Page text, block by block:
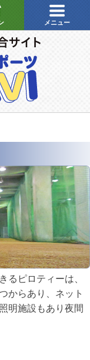
メニュー
るピロティーは、
からあり、ネット
明施設もあり夜間